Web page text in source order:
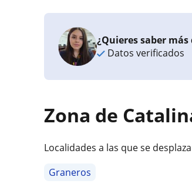
¿Quieres saber
Datos verificados
Zona de
Localidades a las que se
Graneros